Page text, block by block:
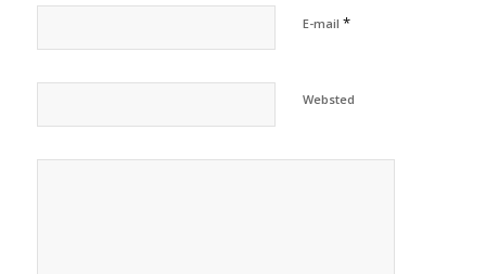
E-mail *
Websted